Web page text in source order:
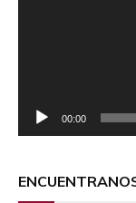
00:00